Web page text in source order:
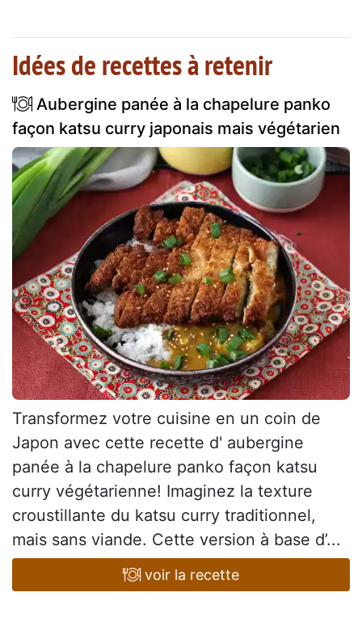
Idées de recettes à retenir
Aubergine panée à la chapelure panko
façon katsu curry japonais mais végétarien
Transformez votre cuisine en un coin de
Japon avec cette recette d' aubergine
panée à la chapelure panko façon katsu
curry végétarienne! Imaginez la texture
croustillante du katsu curry traditionnel,
mais sans viande. Cette version à base d’...
voir la recette